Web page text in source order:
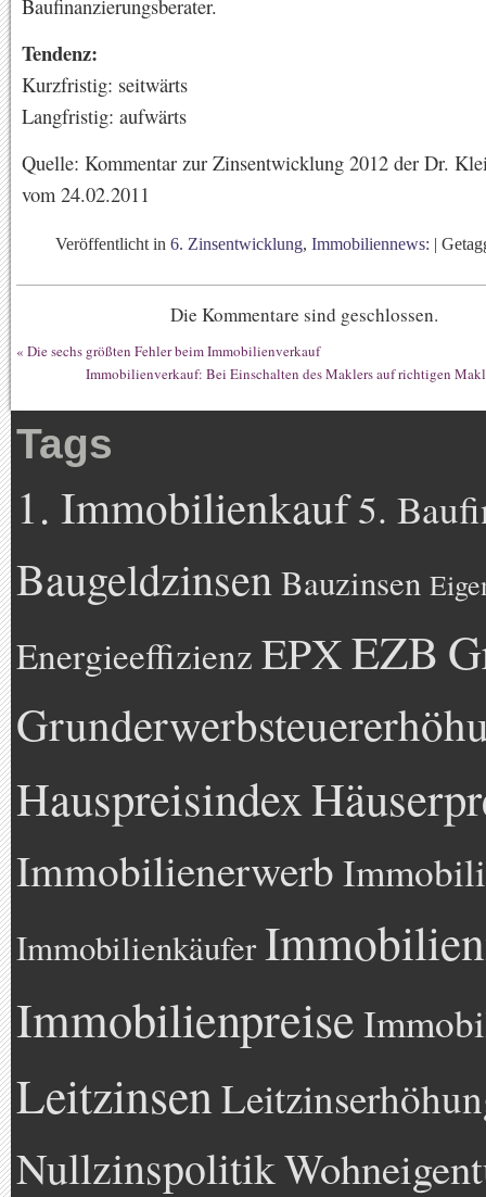
Baufinanzierungsberater.
Tendenz:
Kurzfristig: seitwärts
Langfristig: aufwärts
Quelle: Kommentar zur Zinsentwicklung 2012 der Dr.
vom 24.02.2011
Veröffentlicht in 6. Zinsentwicklung, Immobiliennews: |
Die Kommentare sind geschlossen.
« Die sechs größten Fehler beim Immobilienverkauf
Immobilienverkauf: Bei Einschalten des Maklers auf richtigen
Tags
1. Immobilienkauf5.
BaugeldzinsenBauzinsen
Energieeffizienz EPXEZB
Hauspreisindex
Immobilienerwerb
Immobilienkäufer
Immobilienpreise
Leitzinsen
Nullzinspolitik